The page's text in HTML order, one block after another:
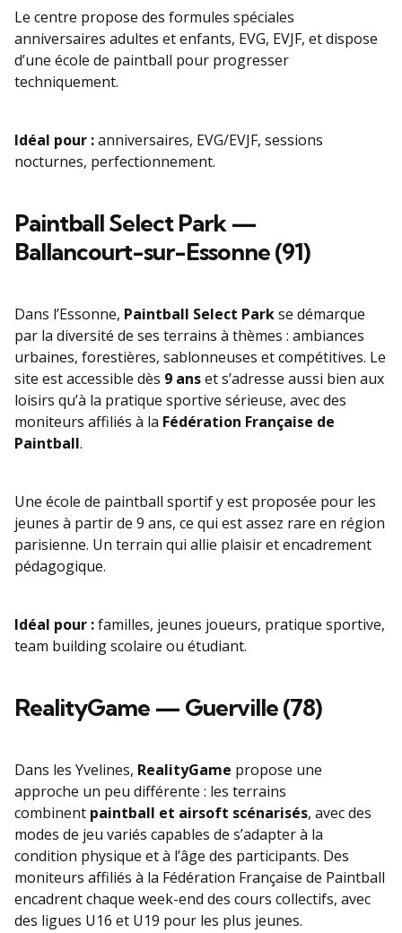
Le centre propose des formules spéciales
anniversaires adultes et enfants, EVG, EVJF, et dispose
d’une école de paintball pour progresser
techniquement.
Idéal pour :anniversaires, EVG/EVJF, sessions
nocturnes, perfectionnement.
Paintball Select Park —
Ballancourt-sur-Essonne (91)
Dans l’Essonne, Paintball Select Parkse démarque
par la diversité de ses terrains à thèmes : ambiances
urbaines, forestières, sablonneuses et compétitives. Le
site est accessible dès 9 anset s’adresse aussi bien aux
loisirs qu’à la pratique sportive sérieuse, avec des
moniteurs affiliés à la Fédération Française de
Paintball.
Une école de paintball sportif y est proposée pour les
jeunes à partir de 9 ans, ce qui est assez rare en région
parisienne. Un terrain qui allie plaisir et encadrement
pédagogique.
Idéal pour :familles, jeunes joueurs, pratique sportive,
team building scolaire ou étudiant.
RealityGame — Guerville (78)
Dans les Yvelines, RealityGame propose une
approche un peu différente : les terrains
combinent paintball et airsoft scénarisés, avec des
modes de jeu variés capables de s’adapter à la
condition physique et à l’âge des participants. Des
moniteurs affiliés à la Fédération Française de Paintball
encadrent chaque week-end des cours collectifs, avec
des ligues U16 et U19 pour les plus jeunes.